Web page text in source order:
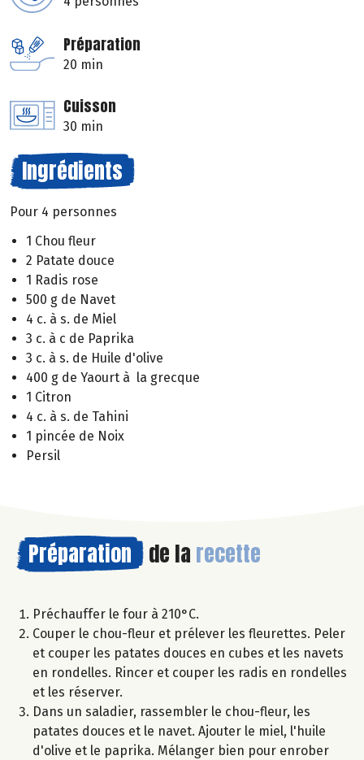
Préparation
20 min
Cuisson
30 min
Ingrédients
Pour 4 personnes
1 Chou fleur
2 Patate douce
1 Radis rose
500 g de Navet
4 c. à s. de Miel
3 c. à c de Paprika
3 c. à s. de Huile d'olive
400 g de Yaourt à la grecque
1 Citron
4 c. à s. de Tahini
1 pincée de Noix
Persil
Préparation de la recette
Préchauffer le four à 210°C.
Couper le chou-fleur et prélever les fleurettes. Peler
et couper les patates douces en cubes et les navets
en rondelles. Rincer et couper les radis en rondelles
et les réserver.
Dans un saladier, rassembler le chou-fleur, les
patates douces et le navet. Ajouter le miel, l'huile
d'olive et le paprika. Mélanger bien pour enrober